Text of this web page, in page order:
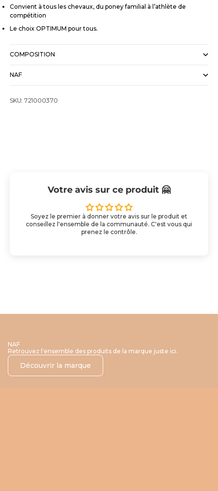
Convient à tous les chevaux, du poney familial à l’athlète de
compétition
Le choix OPTIMUM pour tous.
COMPOSITION
NAF
SKU: 721000370
Votre avis sur ce produit 🤗
Soyez le premier à donner votre avis sur le produit et
conseillez l'ensemble de la communauté. C'est vous qui
prenez le contrôle.
NAF
Retrouvez l'ensemble des produits de la marque juste ici.
Découvrir la marque